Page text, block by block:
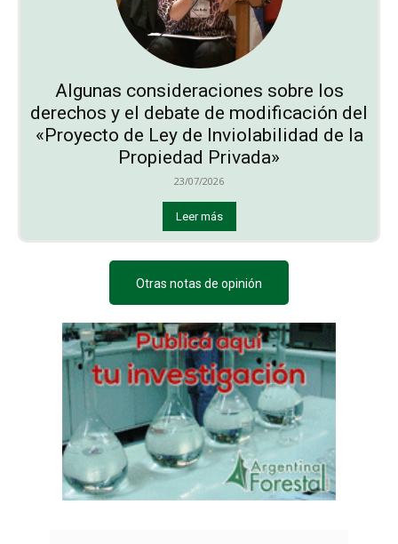
Algunas consideraciones sobre los
derechos y el debate de modificación del
«Proyecto de Ley de Inviolabilidad de la
Propiedad Privada»
23/07/2026
Leer más
Otras notas de opinión